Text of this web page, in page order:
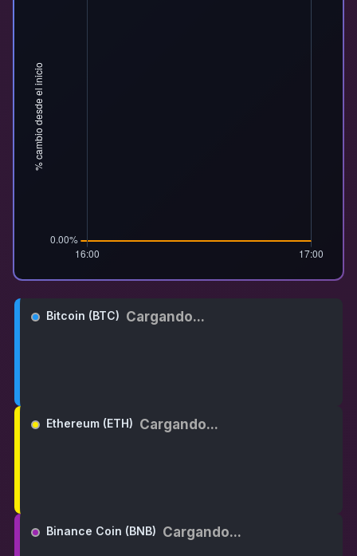
Bitcoin (BTC) Cargando...
Ethereum (ETH) Cargando...
Binance Coin (BNB) Cargando...